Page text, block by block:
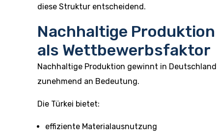
diese Struktur entscheidend.
Nachhaltige Produktion
als Wettbewerbsfaktor
Nachhaltige Produktion gewinnt in Deutschland
zunehmend an Bedeutung.
Die Türkei bietet:
effiziente Materialausnutzung